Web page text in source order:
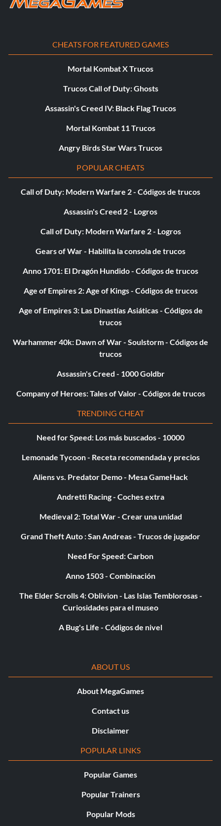
CHEATS FOR FEATURED GAMES
Mortal Kombat X Trucos
Trucos Call of Duty: Ghosts
Assassin's Creed IV: Black Flag Trucos
Mortal Kombat 11 Trucos
Angry Birds Star Wars Trucos
POPULAR CHEATS
Call of Duty: Modern Warfare 2 - Códigos de trucos
Assassin's Creed 2 - Logros
Call of Duty: Modern Warfare 2 - Logros
Gears of War - Habilita la consola de trucos
Anno 1701: El Dragón Hundido - Códigos de trucos
Age of Empires 2: Age of Kings - Códigos de trucos
Age of Empires 3: Las Dinastías Asiáticas - Códigos de
trucos
Warhammer 40k: Dawn of War - Soulstorm - Códigos de
trucos
Assassin's Creed - 1000 Goldbr
Company of Heroes: Tales of Valor - Códigos de trucos
TRENDING CHEAT
Need for Speed: Los más buscados - 10000
Lemonade Tycoon - Receta recomendada y precios
Aliens vs. Predator Demo - Mesa GameHack
Andretti Racing - Coches extra
Medieval 2: Total War - Crear una unidad
Grand Theft Auto : San Andreas - Trucos de jugador
Need For Speed: Carbon
Anno 1503 - Combinación
The Elder Scrolls 4: Oblivion - Las Islas Temblorosas -
Curiosidades para el museo
A Bug's Life - Códigos de nivel
ABOUT US
About MegaGames
Contact us
Disclaimer
POPULAR LINKS
Popular Games
Popular Trainers
Popular Mods